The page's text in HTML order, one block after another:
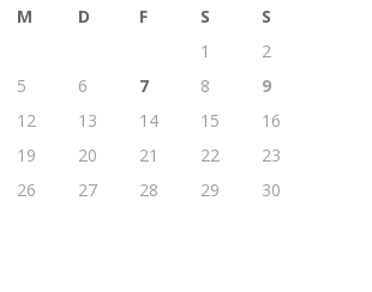
M D F S
S
1
2
5 6 7 8
9
12 13 14 15
16
19 20 21 22
23
26 27 28 29
30